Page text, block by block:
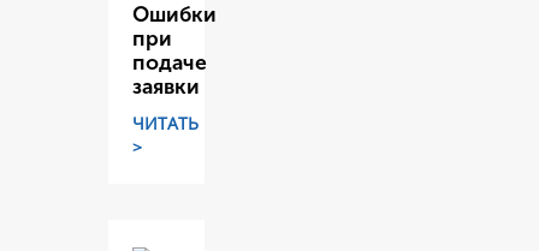
Ошибки
при
подаче
заявки
ЧИТАТЬ
>